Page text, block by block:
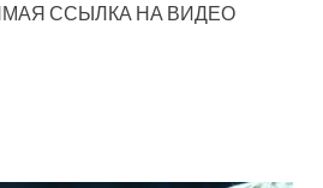
ССЫЛКА НА ВИДЕО